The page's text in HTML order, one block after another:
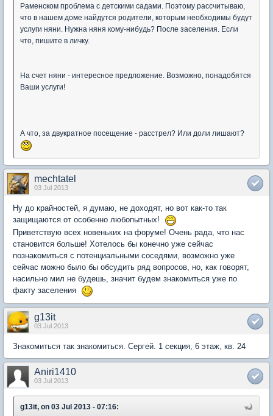
Раменском проблема с детскими садами. Поэтому рассчитываю,
что в нашем доме найдутся родители, которым необходимы будут
услуги няни. Нужна няня кому-нибудь? После заселения. Если
что, пишите в личку.
На счет няни - интересное предложение. Возможно, понадобятся
Ваши услуги!
А что, за двукратное посещение - расстрел? Или доли лишают?
mechtatel
03 Jul 2013
Ну до крайностей, я думаю, не доходят, но вот как-то так
защищаются от особенно любопытных!
Приветствую всех новеньких на форуме! Очень рада, что нас
становится больше! Хотелось бы конечно уже сейчас
познакомиться с потенциальными соседями, возможно уже
сейчас можно было бы обсудить ряд вопросов, но, как говорят,
насильно мил не будешь, значит будем знакомиться уже по
факту заселения
g13it
03 Jul 2013
Знакомиться так знакомиться. Сергей. 1 секция, 6 этаж, кв. 24
Aniri1410
03 Jul 2013
g13it, on 03 Jul 2013 - 07:16: